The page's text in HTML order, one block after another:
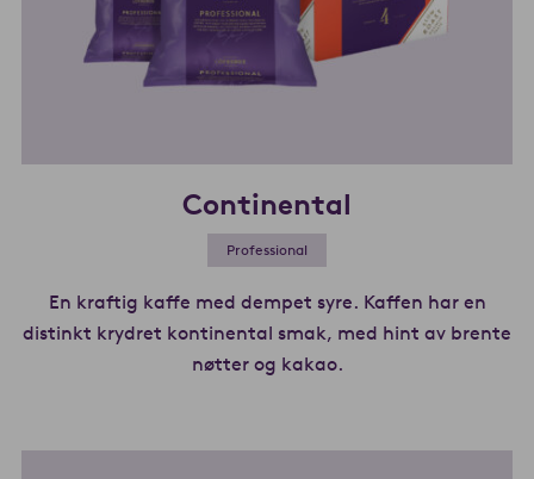
Continental
Professional
En kraftig kaffe med dempet syre. Kaffen har en
distinkt krydret kontinental smak, med hint av brente
nøtter og kakao.